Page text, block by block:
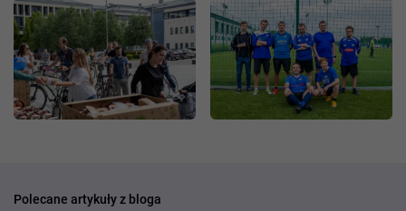
Polecane artykuły z bloga